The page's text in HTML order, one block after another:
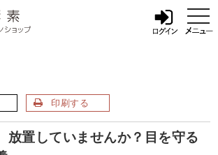
t
o
g
印刷する
放置していませんか？目を守る